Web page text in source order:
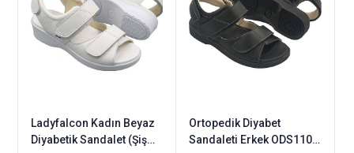
Ladyfalcon Kadın Beyaz
Diyabetik Sandalet (Şiş
Ortopedik Diyabet
Sandaleti Erkek ODS110S